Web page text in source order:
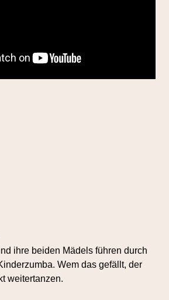
ihre beiden Mädels führen durch
Wem das gefällt, der
weitertanzen.